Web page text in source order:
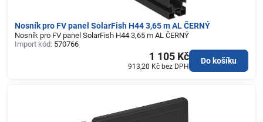
Nosník pro FV panel SolarFish H44 3,65 m AL ČERNÝ
Nosník pro FV panel SolarFish H44 3,65 m AL ČERNÝ
Import kód: 570766
1 105 Kč
913,20 Kč bez DPH
Do košíku